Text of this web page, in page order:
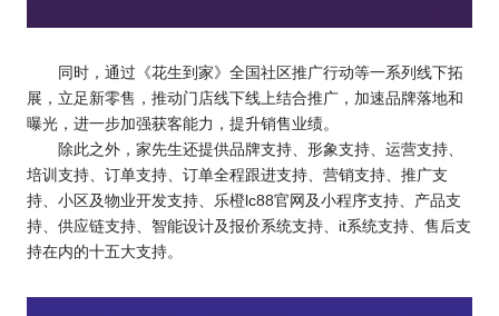
同时，通过《花生到家》全国社区推广行动等一系列线下拓
展，立足新零售，推动门店线下线上结合推广，加速品牌落地和
曝光，进一步加强获客能力，提升销售业绩。
除此之外，家先生还提供品牌支持、形象支持、运营支持、
培训支持、订单支持、订单全程跟进支持、营销支持、推广支
持、小区及物业开发支持、乐橙lc88官网及小程序支持、产品支
持、供应链支持、智能设计及报价系统支持、it系统支持、售后支
持在内的十五大支持。